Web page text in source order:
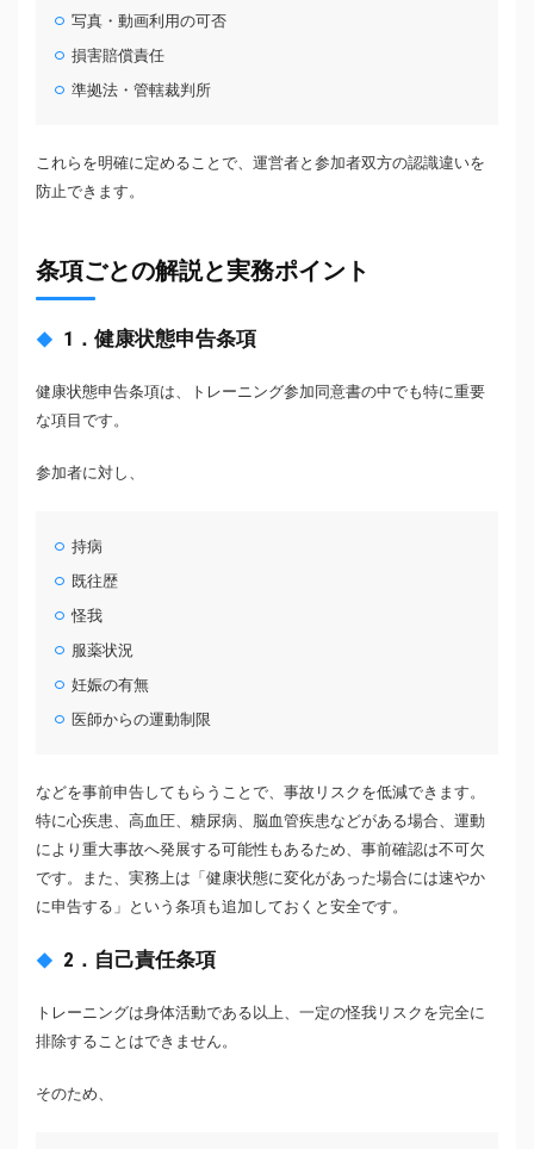
写真・動画利用の可否
損害賠償責任
準拠法・管轄裁判所
これらを明確に定めることで、運営者と参加者双方の認識違いを
防止できます。
条項ごとの解説と実務ポイント
1．健康状態申告条項
健康状態申告条項は、トレーニング参加同意書の中でも特に重要
な項目です。
参加者に対し、
持病
既往歴
怪我
服薬状況
妊娠の有無
医師からの運動制限
などを事前申告してもらうことで、事故リスクを低減できます。
特に心疾患、高血圧、糖尿病、脳血管疾患などがある場合、運動
により重大事故へ発展する可能性もあるため、事前確認は不可欠
です。また、実務上は「健康状態に変化があった場合には速やか
に申告する」という条項も追加しておくと安全です。
2．自己責任条項
トレーニングは身体活動である以上、一定の怪我リスクを完全に
排除することはできません。
そのため、